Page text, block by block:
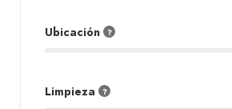
Ubicación
Limpieza